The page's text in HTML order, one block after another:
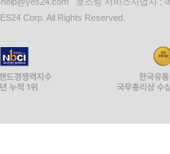
호스팅 서비스사업자 :
Corp. All Rights Reserved.